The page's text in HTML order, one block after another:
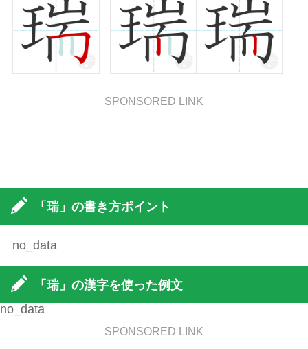
SPONSORED LINK
「瑞」の書き方ポイント
no_data
「瑞」の漢字を使った例文
no_data
SPONSORED LINK